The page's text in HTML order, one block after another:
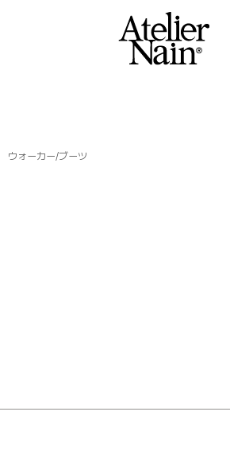
ウォーカー/ブーツ